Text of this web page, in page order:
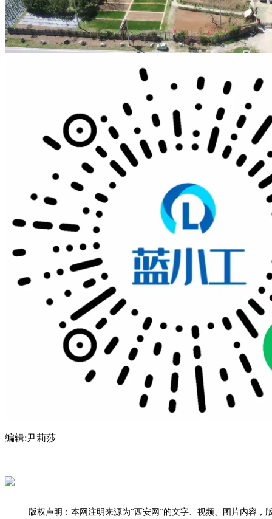
编辑:尹莉莎
版权声明：本网注明来源为“西安网”的文字、视频、图片内容，